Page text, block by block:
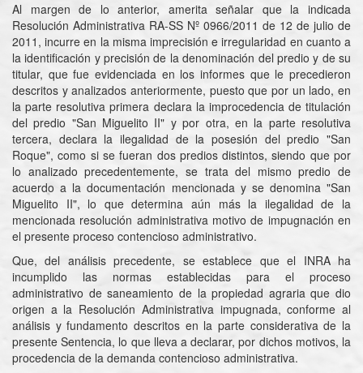
Al margen de lo anterior, amerita señalar que la indicada
Resolución Administrativa RA-SS Nº 0966/2011 de 12 de julio de
2011, incurre en la misma imprecisión e irregularidad en cuanto a
la identificación y precisión de la denominación del predio y de su
titular, que fue evidenciada en los informes que le precedieron
descritos y analizados anteriormente, puesto que por un lado, en
la parte resolutiva primera declara la improcedencia de titulación
del predio "San Miguelito II" y por otra, en la parte resolutiva
tercera, declara la ilegalidad de la posesión del predio "San
Roque", como si se fueran dos predios distintos, siendo que por
lo analizado precedentemente, se trata del mismo predio de
acuerdo a la documentación mencionada y se denomina "San
Miguelito II", lo que determina aún más la ilegalidad de la
mencionada resolución administrativa motivo de impugnación en
el presente proceso contencioso administrativo.
Que, del análisis precedente, se establece que el INRA ha
incumplido las normas establecidas para el proceso
administrativo de saneamiento de la propiedad agraria que dio
origen a la Resolución Administrativa impugnada, conforme al
análisis y fundamento descritos en la parte considerativa de la
presente Sentencia, lo que lleva a declarar, por dichos motivos, la
procedencia de la demanda contencioso administrativa.